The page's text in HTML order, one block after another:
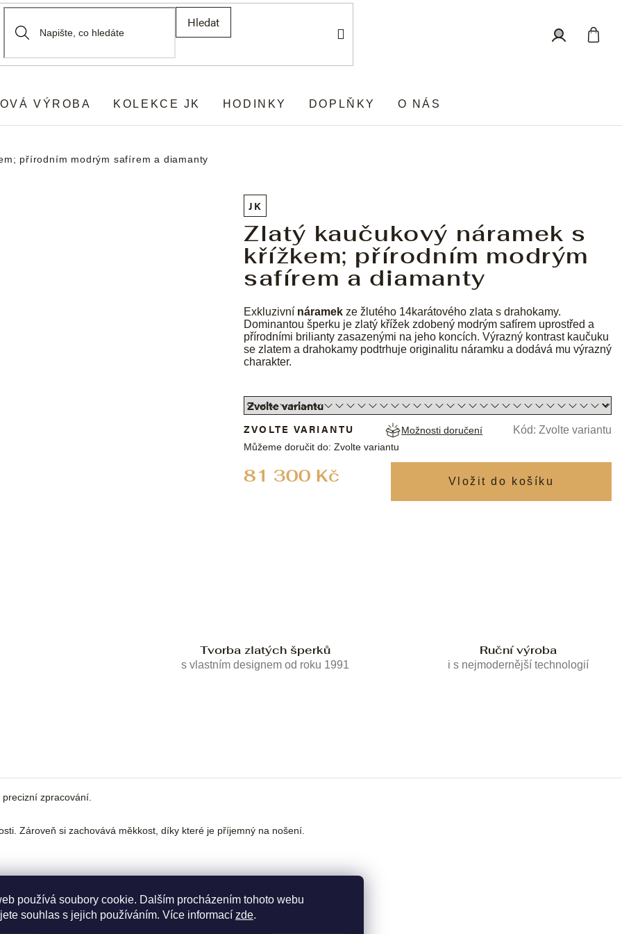
používá soubory cookie. Dalším procházením tohoto webu
souhlas s jejich používáním. Více informací zde.
Hledat
VÝROBA KOLEKCE JK HODINKY DOPLŇKY O NÁS
přírodním modrým safírem a diamanty
JK
Zlatý kaučukový náramek s
křížkem; přírodním modrým
safírem a diamanty
Exkluzivní náramek ze žlutého 14karátového zlata s drahokamy.
Dominantou šperku je zlatý křížek zdobený modrým safírem uprostřed a
přírodními brilianty zasazenými na jeho koncích. Výrazný kontrast kaučuku
se zlatem a drahokamy podtrhuje originalitu náramku a dodává mu výrazný
charakter.
81 300 Kč
ZVOLTE VARIANTU
Můžeme doručit do: Zvolte variantu
Možnosti doručení Kód: Zvolte variantu
Tvorba zlatých šperků
s vlastním designem od roku 1991
Ruční výroba
i s nejmodernější technologií
zpracování.
Zároveň si zachovává měkkost, díky které je příjemný na nošení.